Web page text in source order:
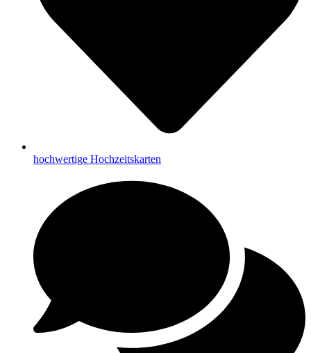
hochwertige Hochzeitskarten